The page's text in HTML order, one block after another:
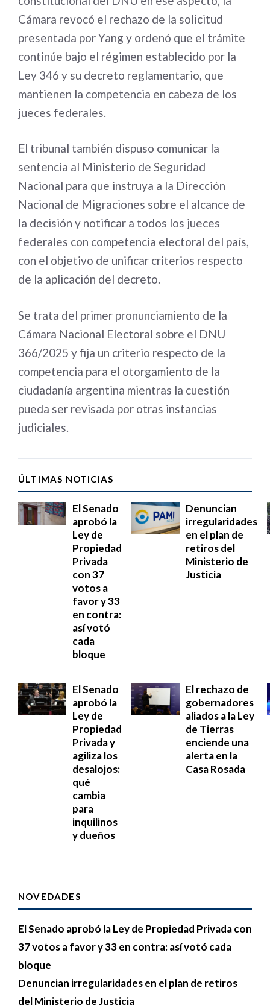
Cámara revocó el rechazo de la solicitud
presentada por Yang y ordenó que el trámite
continúe bajo el régimen establecido por la
Ley 346 y su decreto reglamentario, que
mantienen la competencia en cabeza de los
jueces federales.
El tribunal también dispuso comunicar la
sentencia al Ministerio de Seguridad
Nacional para que instruya a la Dirección
Nacional de Migraciones sobre el alcance de
la decisión y notificar a todos los jueces
federales con competencia electoral del país,
con el objetivo de unificar criterios respecto
de la aplicación del decreto.
Se trata del primer pronunciamiento de la
Cámara Nacional Electoral sobre el DNU
366/2025 y fija un criterio respecto de la
competencia para el otorgamiento de la
ciudadanía argentina mientras la cuestión
pueda ser revisada por otras instancias
judiciales.
ÚLTIMAS NOTICIAS
El Senado
aprobó la
Ley de
Propiedad
Privada
con 37
votos a
favor y 33
en contra:
así votó
cada
bloque
Denuncian
irregularidades
en el plan de
retiros del
Ministerio de
Justicia
El Senado
aprobó la
Ley de
Propiedad
Privada y
agiliza los
desalojos:
qué
cambia
para
inquilinos
y dueños
El rechazo de
gobernadores
aliados a la Ley
de Tierras
enciende una
alerta en la
Casa Rosada
NOVEDADES
El Senado aprobó la Ley de Propiedad Privada con
37 votos a favor y 33 en contra: así votó cada
bloque
Denuncian irregularidades en el plan de retiros
del Ministerio de Justicia